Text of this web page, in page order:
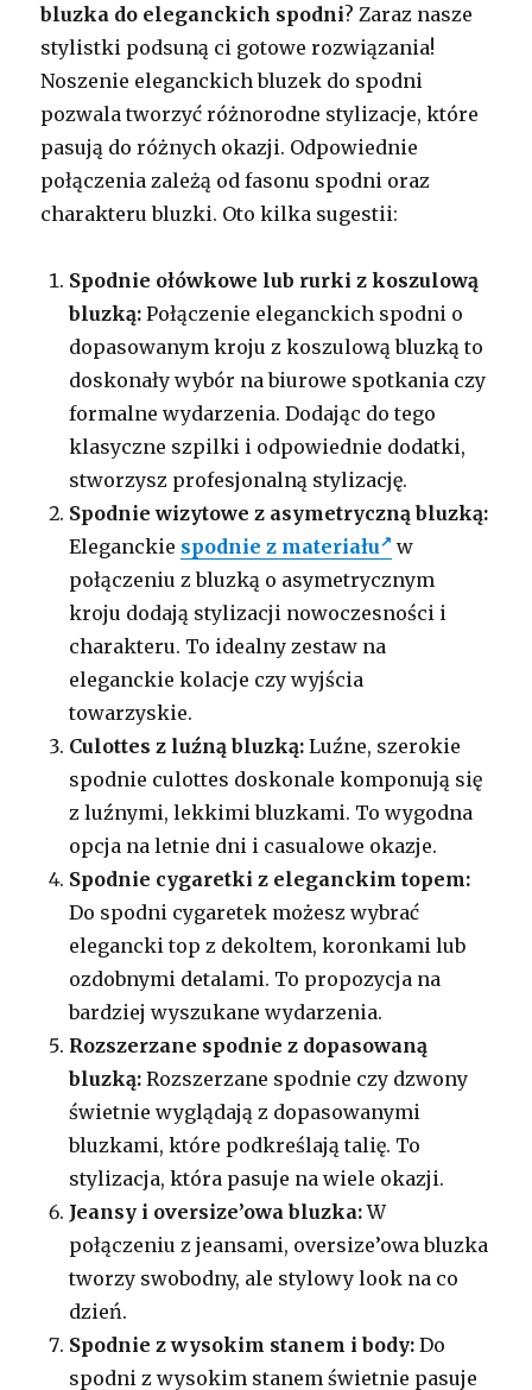
bluzka do eleganckich spodni? Zaraz nasze
stylistki podsuną ci gotowe rozwiązania!
Noszenie eleganckich bluzek do spodni
pozwala tworzyć różnorodne stylizacje, które
pasują do różnych okazji. Odpowiednie
połączenia zależą od fasonu spodni oraz
charakteru bluzki. Oto kilka sugestii:
Spodnie ołówkowe lub rurki z koszulową
bluzką: Połączenie eleganckich spodni o
dopasowanym kroju z koszulową bluzką to
doskonały wybór na biurowe spotkania czy
formalne wydarzenia. Dodając do tego
klasyczne szpilki i odpowiednie dodatki,
stworzysz profesjonalną stylizację.
Spodnie wizytowe z asymetryczną bluzką:
Eleganckie spodnie z materiału
w
połączeniu z bluzką o asymetrycznym
kroju dodają stylizacji nowoczesności i
charakteru. To idealny zestaw na
eleganckie kolacje czy wyjścia
towarzyskie.
Culottes z luźną bluzką: Luźne, szerokie
spodnie culottes doskonale komponują się
z luźnymi, lekkimi bluzkami. To wygodna
opcja na letnie dni i casualowe okazje.
Spodnie cygaretki z eleganckim topem:
Do spodni cygaretek możesz wybrać
elegancki top z dekoltem, koronkami lub
ozdobnymi detalami. To propozycja na
bardziej wyszukane wydarzenia.
Rozszerzane spodnie z dopasowaną
bluzką: Rozszerzane spodnie czy dzwony
świetnie wyglądają z dopasowanymi
bluzkami, które podkreślają talię. To
stylizacja, która pasuje na wiele okazji.
Jeansy i oversize’owa bluzka:W
połączeniu z jeansami, oversize’owa bluzka
tworzy swobodny, ale stylowy look na co
dzień.
Spodnie z wysokim stanem i body: Do
spodni z wysokim stanem świetnie pasuje